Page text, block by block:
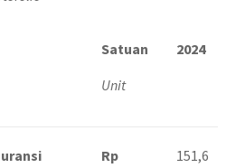
Satuan
Unit
2024
Rp
151,6